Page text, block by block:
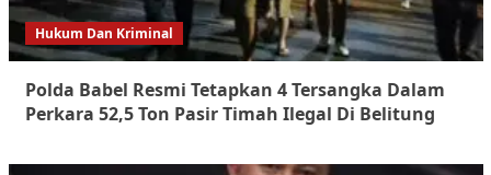
Hukum Dan Kriminal
Polda Babel Resmi Tetapkan 4 Tersangka Dalam
Perkara 52,5 Ton Pasir Timah Ilegal Di Belitung